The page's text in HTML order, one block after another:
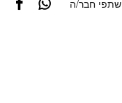
שתפי חבר/ה